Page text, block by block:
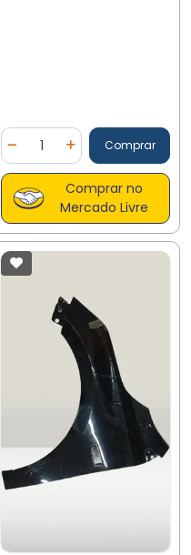
Diminuir Quantidade
Quantidade
AdicionarComprar
Comprar no
Mercado Livre